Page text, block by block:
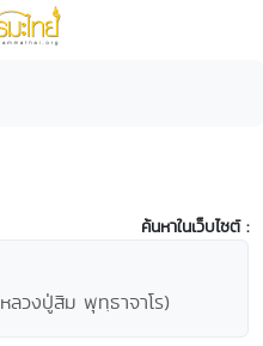
ค้นหาในเว็บไซต์ :
วงปู่สิม พุทฺธาจาโร)